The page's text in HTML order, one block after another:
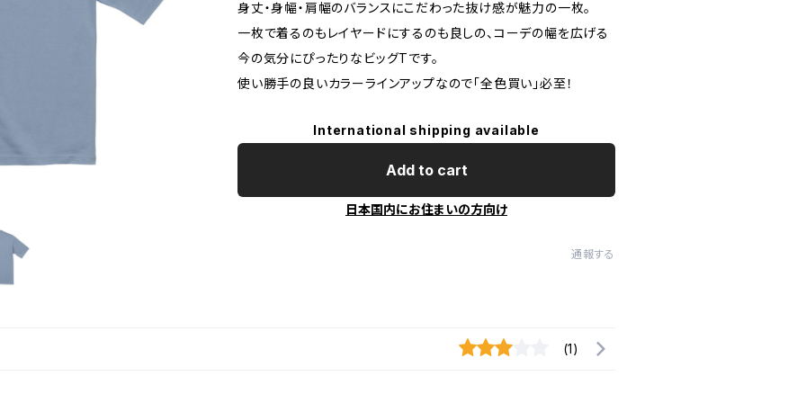
身丈・身幅・肩幅のバランスにこだわった抜け感が魅力の一枚。
一枚で着るのもレイヤードにするのも良しの、コーデの幅を広げる
今の気分にぴったりなビッグTです。
使い勝手の良いカラーラインアップなので「全色買い」必至！
International shipping available
Add to cart
日本国内にお住まいの方向け
通報する
(1)